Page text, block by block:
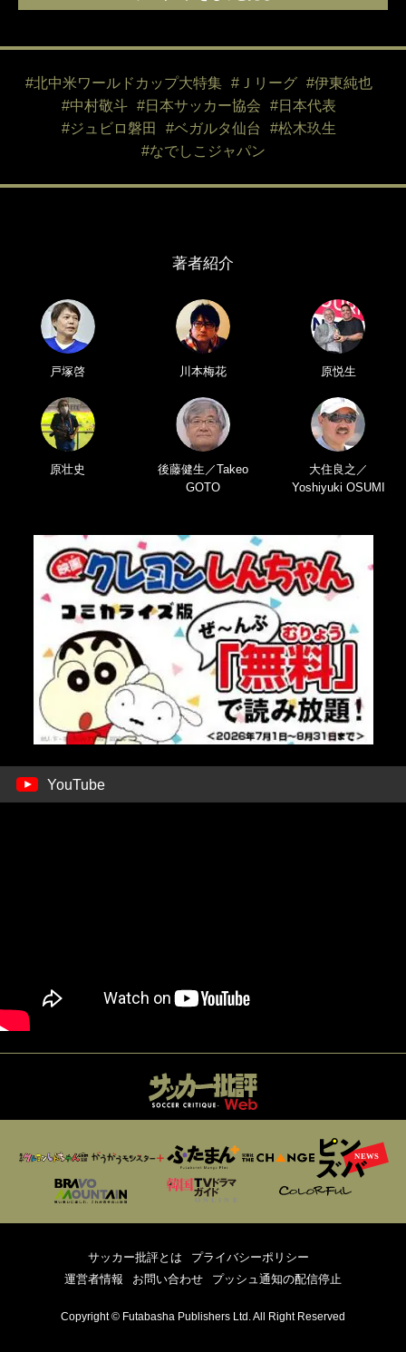
#北中米ワールドカップ大特集 #Ｊリーグ
#伊東純也
#中村敬斗
#日本サッカー協会
#日本代表
#ジュビロ磐田
#ベガルタ仙台
#松木玖生
#なでしこジャパン
著者紹介
戸塚啓 川本梅花 原悦生
原壮史
後藤健生／Takeo
GOTO
大住良之／
Yoshiyuki OSUMI
YouTube
サッカー批評とは
プライバシーポリシー
運営者情報
お問い合わせ プッシュ通知の配信停止
Copyright © Futabasha Publishers Ltd. All Right Reserved